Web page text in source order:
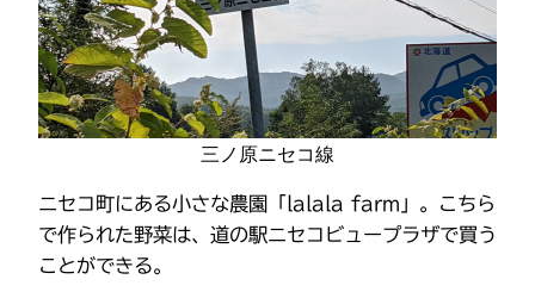
三ノ原ニセコ線
ニセコ町にある小さな農園「lalala farm」。こちら
で作られた野菜は、道の駅ニセコビュープラザで買う
ことができる。